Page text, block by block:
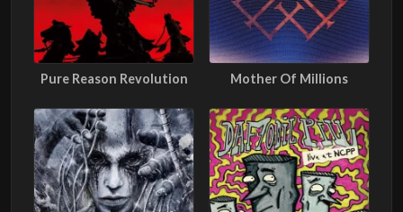
Pure Reason Revolution Mother Of Millions